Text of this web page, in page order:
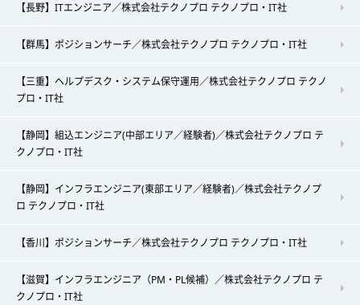
【長野】ITエンジニア／株式会社テクノプロ テクノプロ・IT社
【群馬】ポジションサーチ／株式会社テクノプロ テクノプロ・IT社
【三重】ヘルプデスク・システム保守運用／株式会社テクノプロ テクノ
プロ・IT社
【静岡】組込エンジニア(中部エリア／経験者)／株式会社テクノプロ テ
クノプロ・IT社
【静岡】インフラエンジニア(東部エリア／経験者)／株式会社テクノプ
ロ テクノプロ・IT社
【香川】ポジションサーチ／株式会社テクノプロ テクノプロ・IT社
【滋賀】インフラエンジニア（PM・PL候補）／株式会社テクノプロ テ
クノプロ・IT社